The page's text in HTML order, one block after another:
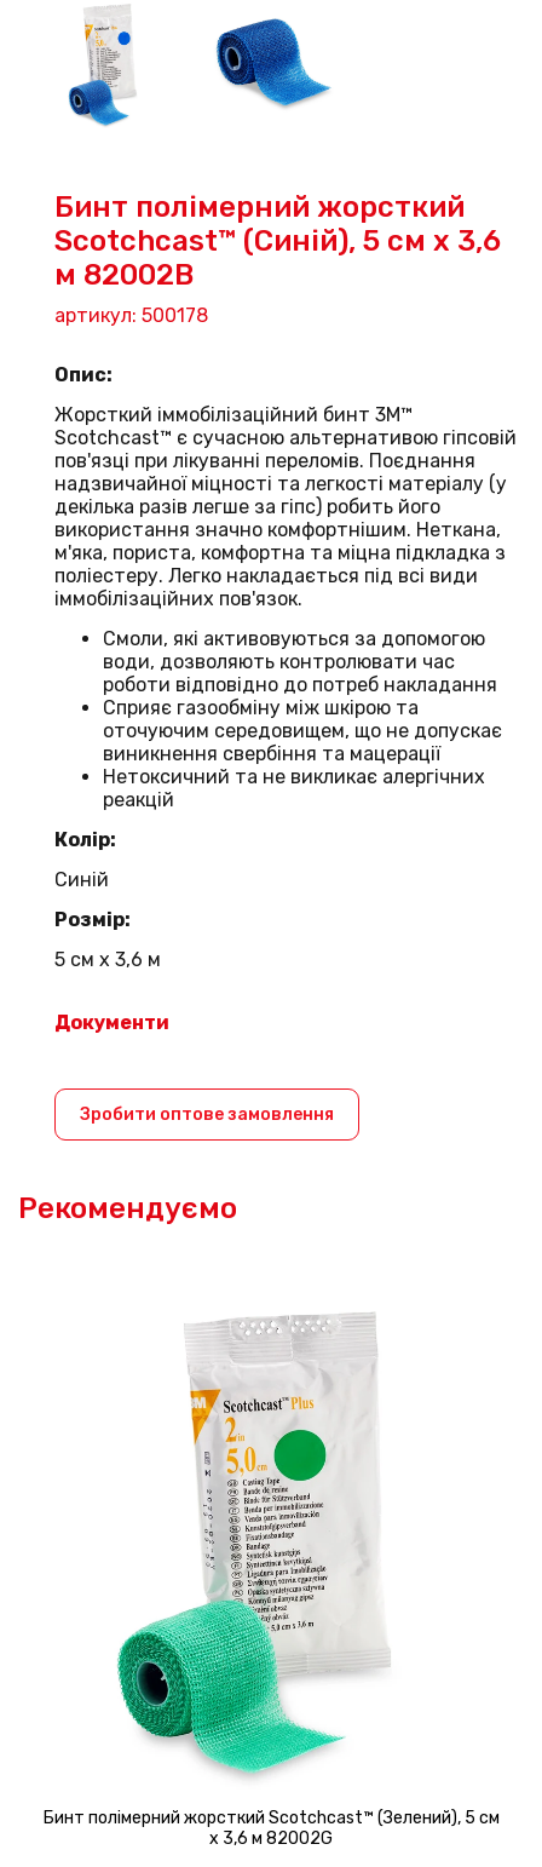
Бинт полімерний жорсткий
Scotchcast™ (Синій), 5 см х 3,6
м 82002B
артикул: 500178
Опис:
Жорсткий іммобілізаційний бинт 3M™
Scotchcast™ є сучасною альтернативою гіпсовій
пов'язці при лікуванні переломів. Поєднання
надзвичайної міцності та легкості матеріалу (у
декілька разів легше за гіпс) робить його
використання значно комфортнішим. Неткана,
м'яка, пориста, комфортна та міцна підкладка з
поліестеру. Легко накладається під всі види
іммобілізаційних пов'язок.
Смоли, які активовуються за допомогою
води, дозволяють контролювати час
роботи відповідно до потреб накладання
Сприяє газообміну між шкірою та
оточуючим середовищем, що не допускає
виникнення свербіння та мацерації
Нетоксичний та не викликає алергічних
реакцій
Колір:
Синій
Розмір:
5 см х 3,6 м
Документи
Зробити оптове замовлення
Рекомендуємо
Бинт полімерний жорсткий Scotchcast™ (Зелений), 5 см
х 3,6 м 82002G